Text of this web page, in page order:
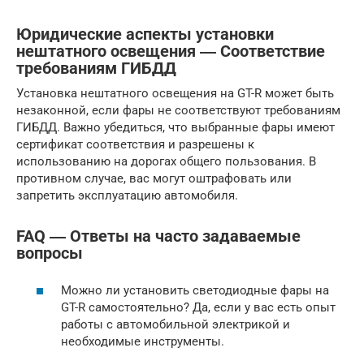
Юридические аспекты установки
нештатного освещения ― Соответствие
требованиям ГИБДД
Установка нештатного освещения на GT-R может быть
незаконной, если фары не соответствуют требованиям
ГИБДД. Важно убедиться, что выбранные фары имеют
сертификат соответствия и разрешены к
использованию на дорогах общего пользования. В
противном случае, вас могут оштрафовать или
запретить эксплуатацию автомобиля.
FAQ ― Ответы на часто задаваемые
вопросы
Можно ли установить светодиодные фары на
GT-R самостоятельно? Да, если у вас есть опыт
работы с автомобильной электрикой и
необходимые инструменты.